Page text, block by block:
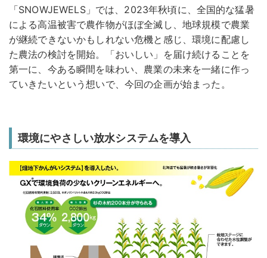
「SNOWJEWELS」では、2023年秋頃に、全国的な猛暑
による高温被害で農作物がほぼ全滅し、地球規模で農業
が継続できないかもしれない危機と感じ、環境に配慮し
た農法の検討を開始。「おいしい」を届け続けることを
第一に、今ある瞬間を味わい、農業の未来を一緒に作っ
ていきたいという想いで、今回の企画が始まった。
環境にやさしい放水システムを導入